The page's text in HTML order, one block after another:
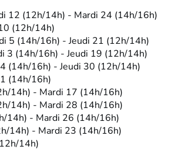
12 (12h/14h) - Mardi 24 (14h/16h)
(12h/14h)
5 (14h/16h) - Jeudi 21 (12h/14h)
3 (14h/16h) - Jeudi 19 (12h/14h)
(14h/16h) - Jeudi 30 (12h/14h)
(14h/16h)
14h) - Mardi 17 (14h/16h)
14h) - Mardi 28 (14h/16h)
14h) - Mardi 26 (14h/16h)
14h) - Mardi 23 (14h/16h)
14h)